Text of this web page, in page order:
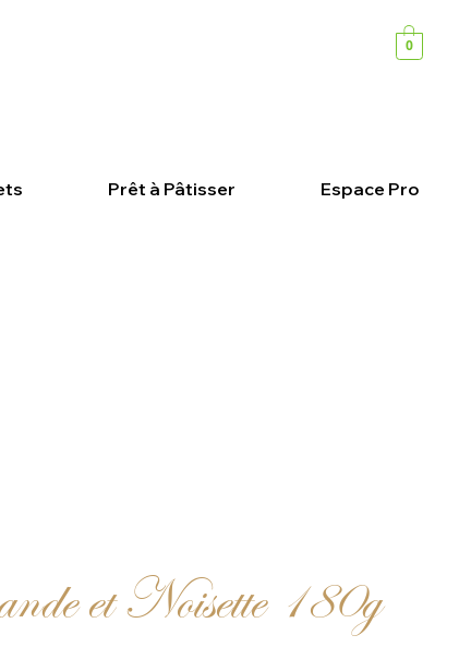
0
Prêt à Pâtisser Espace Pro
et Noisette 180g